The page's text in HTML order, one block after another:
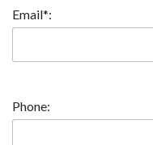
Email*:
Phone: